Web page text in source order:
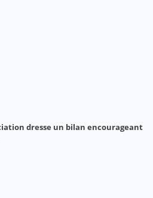
dresse un bilan encourageant